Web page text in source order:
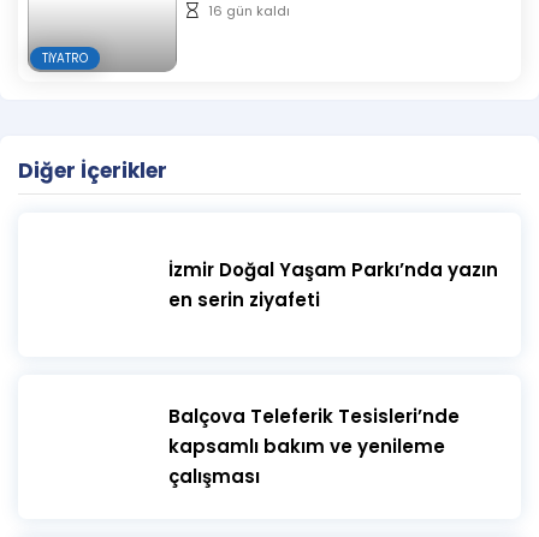
TIYATRO
16 gün kaldı
Diğer İçerikler
İzmir Doğal Yaşam Parkı’nda yazın
en serin ziyafeti
​Balçova Teleferik Tesisleri’nde
kapsamlı bakım ve yenileme
çalışması